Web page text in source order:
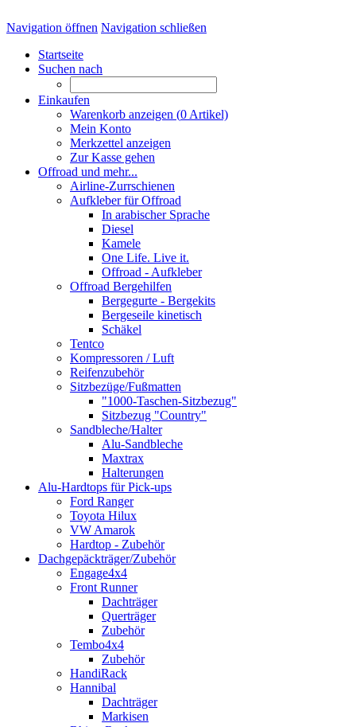
Navigation öffnen Navigation schließen
Startseite
Suchen nach
Einkaufen
Warenkorb anzeigen (0 Artikel)
Mein Konto
Merkzettel anzeigen
Zur Kasse gehen
Offroad und mehr...
Airline-Zurrschienen
Aufkleber für Offroad
In arabischer Sprache
Diesel
Kamele
One Life. Live it.
Offroad - Aufkleber
Offroad Bergehilfen
Bergegurte - Bergekits
Bergeseile kinetisch
Schäkel
Tentco
Kompressoren / Luft
Reifenzubehör
Sitzbezüge/Fußmatten
"1000-Taschen-Sitzbezug"
Sitzbezug "Country"
Sandbleche/Halter
Alu-Sandbleche
Maxtrax
Halterungen
Alu-Hardtops für Pick-ups
Ford Ranger
Toyota Hilux
VW Amarok
Hardtop - Zubehör
Dachgepäckträger/Zubehör
Engage4x4
Front Runner
Dachträger
Querträger
Zubehör
Tembo4x4
Zubehör
HandiRack
Hannibal
Dachträger
Markisen